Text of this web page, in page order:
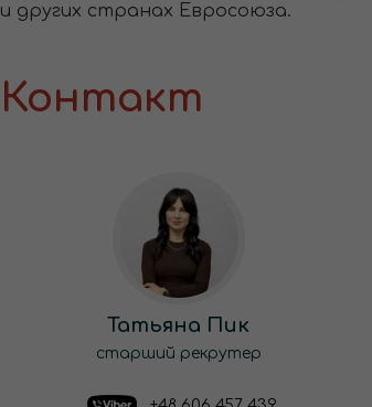
и других странах Евросоюза.
Контакт
Татьяна Пик
старший рекрутер